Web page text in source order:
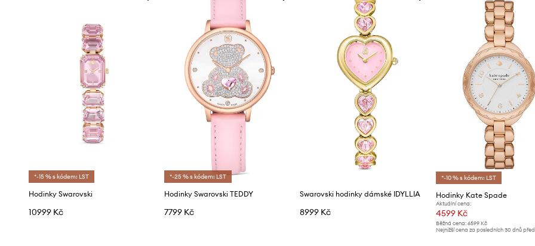
*-15 % s kódem: LST
Hodinky Swarovski
10999 Kč
*-25 % s kódem: LST
Hodinky Swarovski TEDDY
7799 Kč
Swarovski hodinky dámské IDYLLIA
8999 Kč
*-10 % s kódem: LST
Hodinky Kate Spade
Aktuální cena:
4599 Kč
Běžná cena: 6599 Kč
Nejnižší cena za posledních 30 dnů